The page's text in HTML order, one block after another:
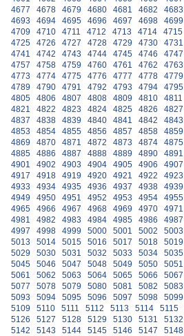
4677
4678 4679 4680 4681 4682 4683
4693
4694 4695 4696 4697 4698 4699
4709
4710 4711 4712 4713 4714 4715
4725
4726 4727 4728 4729 4730 4731
4741
4742 4743 4744 4745 4746 4747
4757
4758 4759 4760 4761 4762 4763
4773
4774 4775 4776 4777 4778 4779
4789
4790 4791 4792 4793 4794 4795
4805
4806 4807 4808 4809 4810 4811
4821
4822 4823 4824 4825 4826 4827
4837
4838 4839 4840 4841 4842 4843
4853
4854 4855 4856 4857 4858 4859
4869
4870 4871 4872 4873 4874 4875
4885
4886 4887 4888 4889 4890 4891
4901
4902 4903 4904 4905 4906 4907
4917
4918 4919 4920 4921 4922 4923
4933
4934 4935 4936 4937 4938 4939
4949
4950 4951 4952 4953 4954 4955
4965
4966 4967 4968 4969 4970 4971
4981
4982 4983 4984 4985 4986 4987
4997
4998 4999 5000 5001 5002 5003
5013
5014 5015 5016 5017 5018 5019
5029
5030 5031 5032 5033 5034 5035
5045
5046 5047 5048 5049 5050 5051
5061
5062 5063 5064 5065 5066 5067
5077
5078 5079 5080 5081 5082 5083
5093
5094 5095 5096 5097 5098 5099
5109
5110 5111 5112 5113 5114 5115
5126
5127 5128 5129 5130 5131 5132
5142
5143 5144 5145 5146 5147 5148